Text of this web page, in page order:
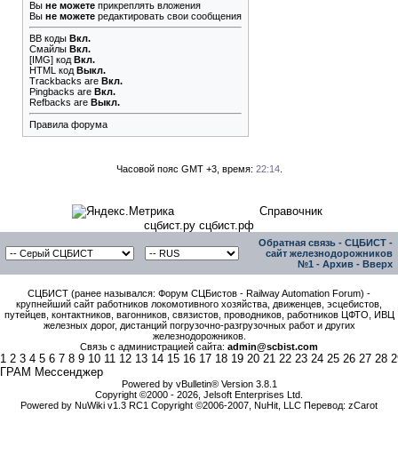
Вы не можете прикреплять вложения
Вы не можете редактировать свои сообщения
BB коды Вкл.
Смайлы Вкл.
[IMG] код Вкл.
HTML код Выкл.
Trackbacks are Вкл.
Pingbacks are Вкл.
Refbacks are Выкл.
Правила форума
Часовой пояс GMT +3, время: 22:14.
Справочник
сцбист.ру сцбист.рф
Обратная связь - СЦБИСТ -
сайт железнодорожников
№1 - Архив - Вверх
СЦБИСТ (ранее назывался: Форум СЦБистов - Railway Automation Forum) -
крупнейший сайт работников локомотивного хозяйства, движенцев, эсцебистов,
путейцев, контактников, вагонников, связистов, проводников, работников ЦФТО, ИВЦ
железных дорог, дистанций погрузочно-разгрузочных работ и других
железнодорожников.
Связь с администрацией сайта: admin@scbist.com
1 2 3 4 5 6 7 8 9 10 11 12 13 14 15 16 17 18 19 20 21 22 23 24 25 26 27 28
ГРАМ Мессенджер
Powered by vBulletin® Version 3.8.1
Copyright ©2000 - 2026, Jelsoft Enterprises Ltd.
Powered by NuWiki v1.3 RC1 Copyright ©2006-2007, NuHit, LLC Перевод: zCarot